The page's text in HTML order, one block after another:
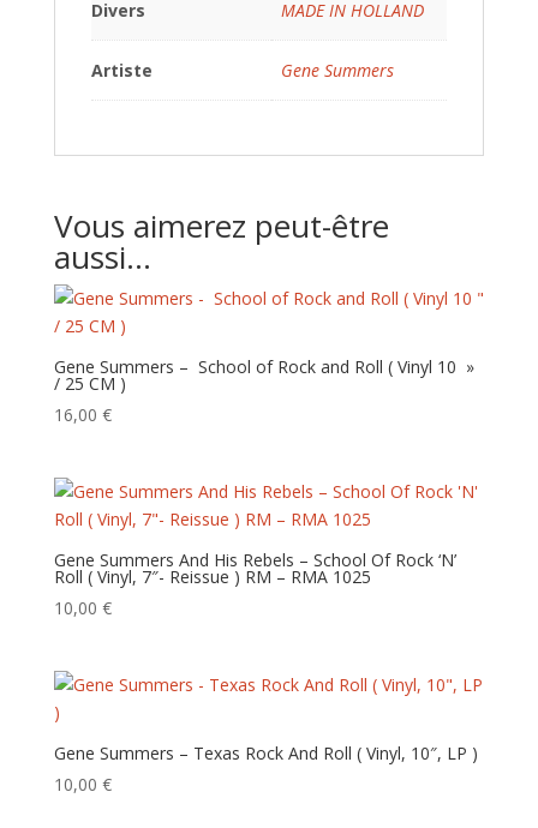
Divers MADE IN HOLLAND
Artiste Gene Summers
Vous aimerez peut-être
aussi…
Gene Summers – School of Rock and Roll ( Vinyl 10 »
/ 25 CM )
16,00 €
Gene Summers And His Rebels – School Of Rock ‘N’
Roll ( Vinyl, 7″- Reissue ) RM – RMA 1025
10,00 €
Gene Summers – Texas Rock And Roll ( Vinyl, 10″, LP )
10,00 €